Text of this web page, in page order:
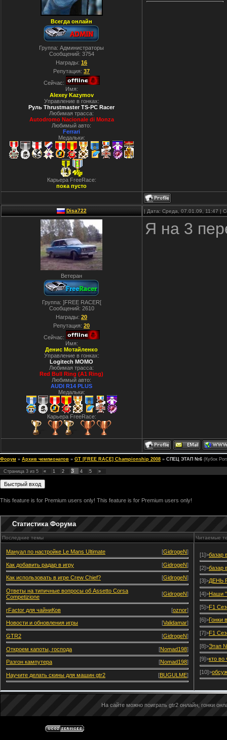
Всегда онлайн
Группа: Администраторы
Сообщений: 3754
Награды: 16
Репутация: 37
Сейчас:
Имя:
Alexey Kazymov
Управление в гонках:
Руль Thrustmaster TS-PC Racer
Любимая трасса:
Autodromo Nacionale di Monza
Любимый авто:
Ferrari
Медальки:
Карьера FreeRace:
пока пусто
Disa722 | Дата: Среда, 07.01.09, 11:47 |
Ветеран
Группа: ]FREE RACER[
Сообщений: 2610
Награды: 20
Репутация: 20
Сейчас:
Имя:
Денис Мотайленко
Управление в гонках:
Logitech MOMO
Любимая трасса:
Red Bull Ring (A1 Ring)
Любимый авто:
AUDI R14 PLUS
Медальки:
Карьера FreeRace:
Я на 3
Форум » Архив чемпионатов » GT [FREE RACE] Championship 2008 » СПЕЦ ЭТАП №6 (Кубок
Страница 3 из 5 « 1 2 3 4 5 »
This feature is for Premium users only! This feature is for Premium users only!
Статистика Форума
Последние темы Читаемые
Мануал по настройке Le Mans Ultimate [GidrogeN]
Как добавить радар в игру [GidrogeN]
Как использовать в игре Crew Chief? [GidrogeN]
Ответы на типичные вопросы об Assetto Corsa
Competizione
[GidrogeN]
rFactor для чайниКов [oznor]
Новости и обновления игры [Validamar]
GTR2 [GidrogeN]
Откроем капоты, господа [Nomad198]
Разгон кампутера [Nomad198]
Научите делать скины для машин gtr2 [BUGULME]
[1]>базар
[2]>базар
[3]>ДЕНЬ
[4]>Наши
[5]>F1
[6]>Гонки
[7]>F1
[8]>Этап
[9]>кто во
[10]>
На сайте можно поиграть gtr2 онлайн, гонки